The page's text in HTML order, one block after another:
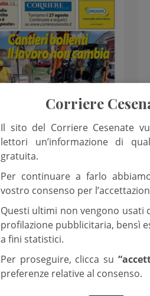
Corriere
Il sito del Corriere Cesenate
lettori un’informazione di
gratuita.
Per continuare a farlo
vostro consenso per
Questi ultimi non vengono usati
profilazione pubblicitaria, bensì
a fini statistici.
Per proseguire, clicca su
preferenze relative al consenso.